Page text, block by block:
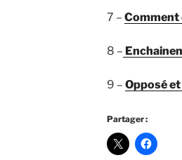
7 – Comment
8 –
9 – Opposé
Partager :